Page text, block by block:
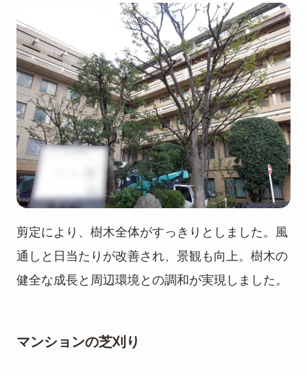
剪定により、樹木全体がすっきりとしました。風
通しと日当たりが改善され、景観も向上。樹木の
健全な成長と周辺環境との調和が実現しました。
マンションの芝刈り